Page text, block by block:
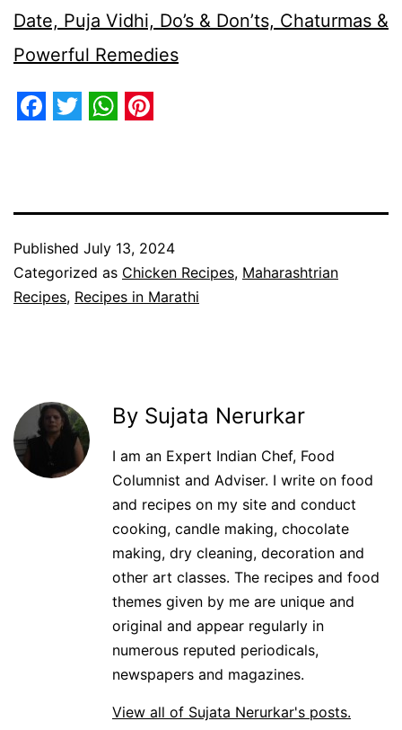
Date, Puja Vidhi, Do’s & Don’ts, Chaturmas &
Powerful Remedies
Published July 13, 2024
Categorized as Chicken Recipes, Maharashtrian
Recipes, Recipes in Marathi
By Sujata Nerurkar
I am an Expert Indian Chef, Food
Columnist and Adviser. I write on food
and recipes on my site and conduct
cooking, candle making, chocolate
making, dry cleaning, decoration and
other art classes. The recipes and food
themes given by me are unique and
original and appear regularly in
numerous reputed periodicals,
newspapers and magazines.
View all of Sujata Nerurkar's posts.